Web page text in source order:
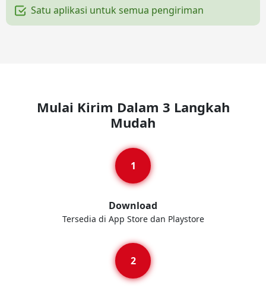
Satu aplikasi untuk semua pengiriman
Mulai Kirim Dalam 3 Langkah
Mudah
Download
Tersedia di App Store dan Playstore